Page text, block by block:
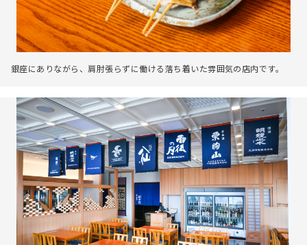
銀座にありながら、肩肘張らずに働ける落ち着いた雰囲気の店内です。